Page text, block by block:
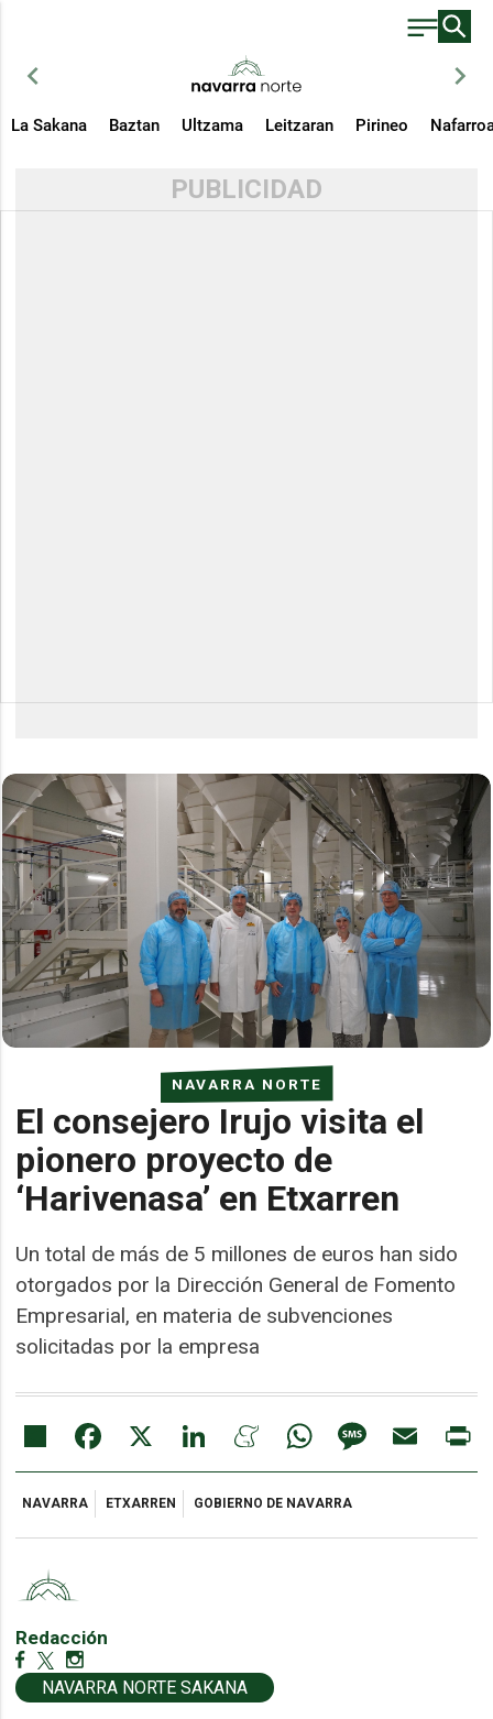
chevron_left chevron_right
La Sakana Baztan Ultzama Leitzaran Pirineo
PUBLICIDAD
NAVARRA NORTE
El consejero Irujo visita el
pionero proyecto de
‘Harivenasa’ en Etxarren
Un total de más de 5 millones de euros han sido
otorgados por la Dirección General de Fomento
Empresarial, en materia de subvenciones
solicitadas por la empresa
Share Facebook LinkedIn MeneameWhatsAppMessageEmail
NAVARRA ETXARREN GOBIERNO DE NAVARRA
Redacción
NAVARRA NORTE SAKANA